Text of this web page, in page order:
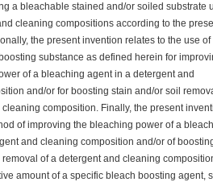
a bleachable stained and/or soiled substrate
cleaning compositions according to the
the present invention relates to the use of
substance as defined herein for
of a bleaching agent in a detergent and
and/or for boosting stain and/or soil
composition. Finally, the present
of improving the bleaching power of a
and cleaning composition and/or of
of a detergent and cleaning
amount of a specific bleach boosting agent,